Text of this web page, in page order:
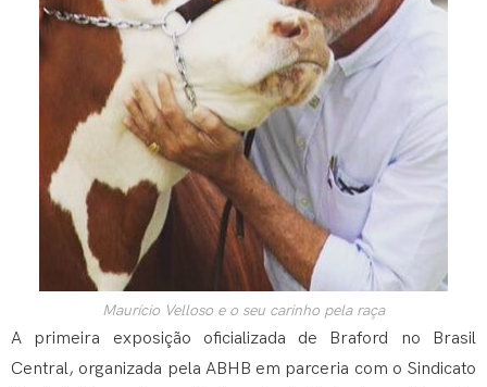
Maurício Velloso e o seu carinho pela raça
A primeira exposição oficializada de Braford no Brasil
Central, organizada pela ABHB em parceria com o Sindicato